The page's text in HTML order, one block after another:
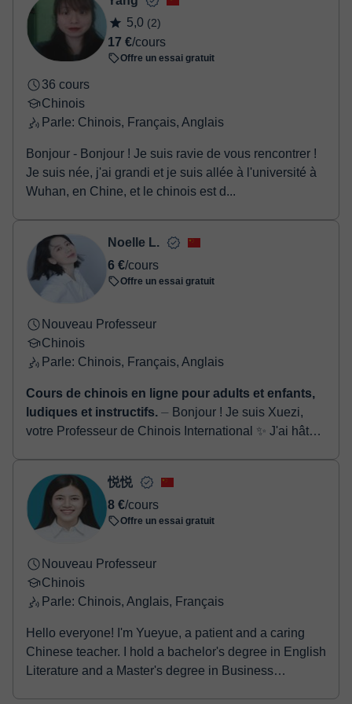
Une fois le paiement réglé, nous vous enverrons un e-mail pour
confirmer la réservation.5,0 (2)
17 €/cours
Offre un essai gratuit
36 cours
Chinois
Parle: Chinois, Français, Anglais
Bonjour - Bonjour ! Je suis ravie de vous rencontrer !
Je suis née, j'ai grandi et je suis allée à l'université à
Wuhan, en Chine, et le chinois est d...
Noelle L.
6 €/cours
Offre un essai gratuit
Nouveau Professeur
Chinois
Parle: Chinois, Français, Anglais
Cours de chinois en ligne pour adults et enfants,
ludiques et instructifs. ⏤ Bonjour ! Je suis Xuezi,
votre Professeur de Chinois International ✨ J'ai hâte
悦悦
8 €/cours
Offre un essai gratuit
Nouveau Professeur
Chinois
Parle: Chinois, Anglais, Français
Hello everyone! I'm Yueyue, a patient and a caring
Chinese teacher. I hold a bachelor's degree in English
Literature and a Master's degree in Business